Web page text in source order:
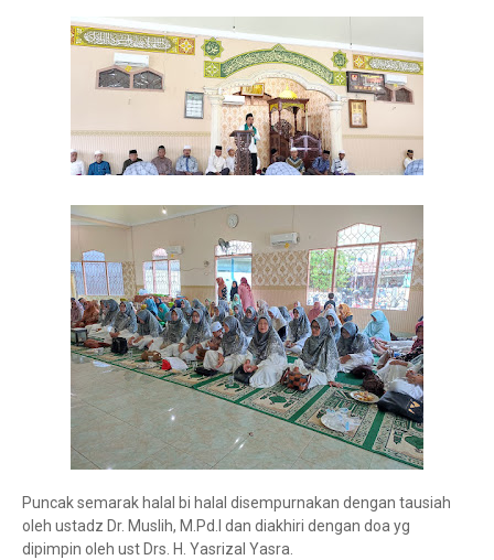
Puncak semarak halal bi halal disempurnakan dengan tausiah
oleh ustadz Dr. Muslih, M.Pd.I dan diakhiri dengan doa yg
dipimpin oleh ust Drs. H. Yasrizal Yasra.